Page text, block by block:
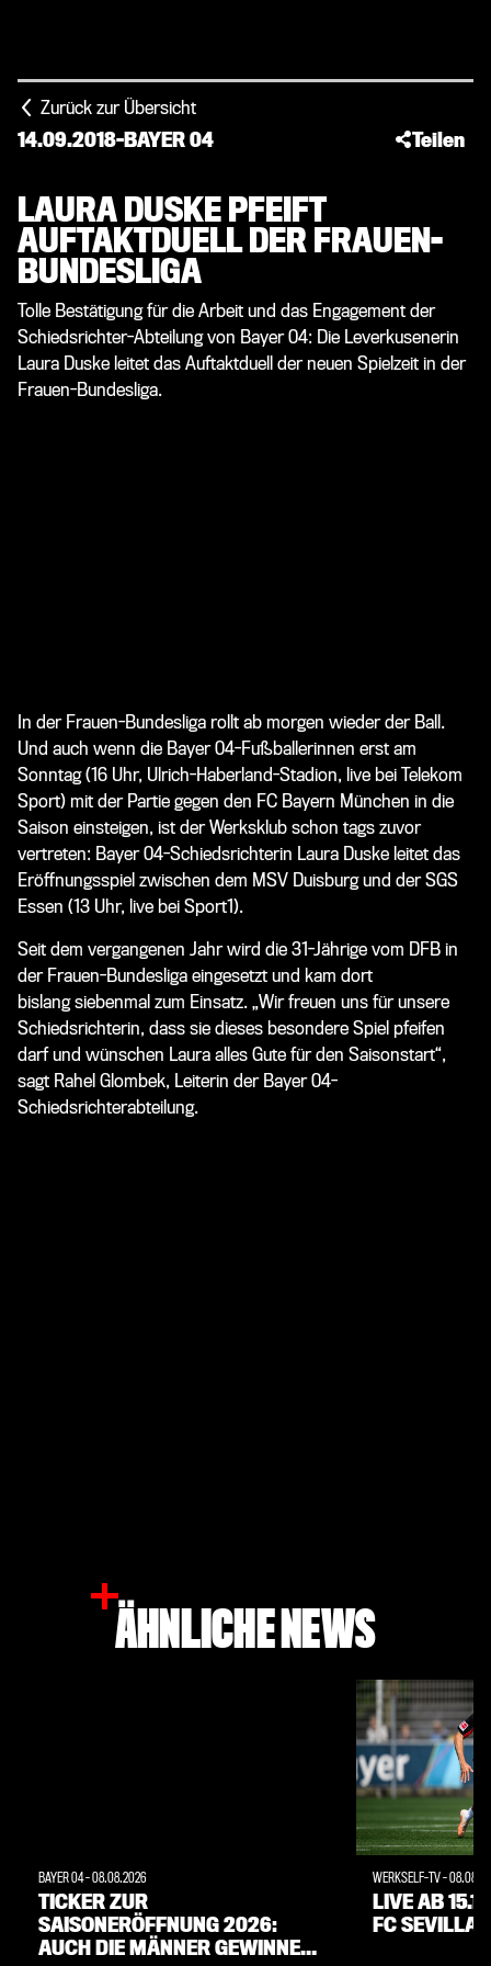
Zurück zur Übersicht
14.09.2018-BAYER 04 Teilen
LAURA DUSKE PFEIFT
AUFTAKTDUELL DER FRAUEN-
BUNDESLIGA
Tolle Bestätigung für die Arbeit und das Engagement der
Schiedsrichter-Abteilung von Bayer 04: Die Leverkusenerin
Laura Duske leitet das Auftaktduell der neuen Spielzeit in der
Frauen-Bundesliga.
In der Frauen-Bundesliga rollt ab morgen wieder der Ball.
Und auch wenn die Bayer 04-Fußballerinnen erst am
Sonntag (16 Uhr, Ulrich-Haberland-Stadion, live bei Telekom
Sport) mit der Partie gegen den FC Bayern München in die
Saison einsteigen, ist der Werksklub schon tags zuvor
vertreten: Bayer 04-Schiedsrichterin Laura Duske leitet das
Eröffnungsspiel zwischen dem MSV Duisburg und der SGS
Essen (13 Uhr, live bei Sport1).
Seit dem vergangenen Jahr wird die 31-Jährige vom DFB in
der Frauen-Bundesliga eingesetzt und kam dort
bislang siebenmal zum Einsatz. „Wir freuen uns für unsere
Schiedsrichterin, dass sie dieses besondere Spiel pfeifen
darf und wünschen Laura alles Gute für den Saisonstart“,
sagt Rahel Glombek, Leiterin der Bayer 04-
Schiedsrichterabteilung.
ÄHNLICHE NEWS
BAYER 04-08.08.2026
TICKER ZUR
SAISONERÖFFNUNG 2026:
AUCH DIE MÄNNER GEWINNEN
WERKSELF-TV-
LIVE AB
FC SEVILLA